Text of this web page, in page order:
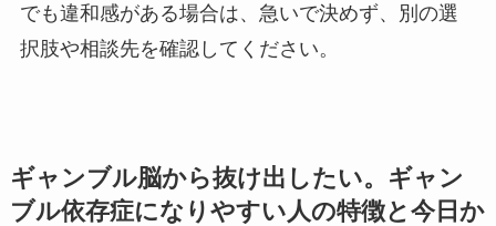
でも違和感がある場合は、急いで決めず、別の選
択肢や相談先を確認してください。
ギャンブル脳から抜け出したい。ギャン
ブル依存症になりやすい人の特徴と今日か